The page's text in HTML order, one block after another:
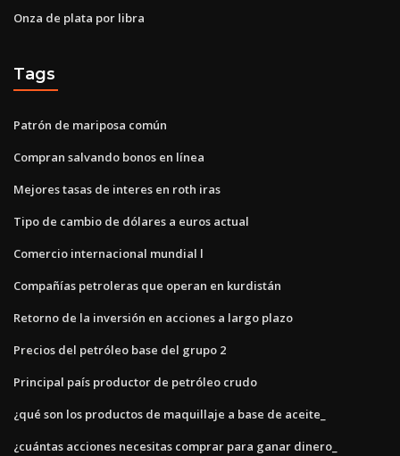
Onza de plata por libra
Tags
Patrón de mariposa común
Compran salvando bonos en línea
Mejores tasas de interes en roth iras
Tipo de cambio de dólares a euros actual
Comercio internacional mundial l
Compañías petroleras que operan en kurdistán
Retorno de la inversión en acciones a largo plazo
Precios del petróleo base del grupo 2
Principal país productor de petróleo crudo
¿qué son los productos de maquillaje a base de aceite_
¿cuántas acciones necesitas comprar para ganar dinero_